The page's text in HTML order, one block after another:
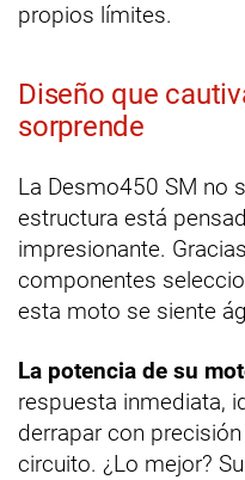
propios límites.
Diseño que
sorprende
La Desmo450 SM no
estructura está
impresionante.
componentes
esta moto se siente
La potencia de su
respuesta inmediata,
derrapar con
circuito. ¿Lo mejor?